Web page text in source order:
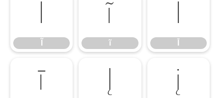
Ĩ ĩ
ĩ
Ī
ī Į į